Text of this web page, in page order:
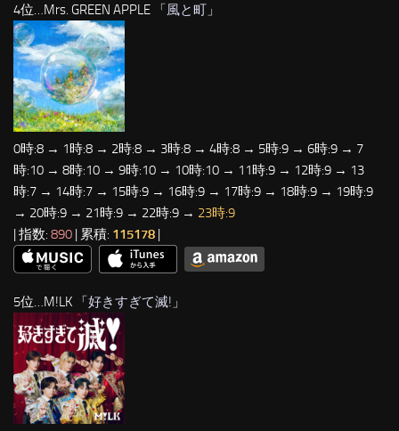
4位…Mrs. GREEN APPLE 「風と町 」
0時:8 → 1時:8 → 2時:8 → 3時:8 → 4時:8 → 5時:9 → 6時:9 → 7
時:10 → 8時:10 → 9時:10 → 10時:10 → 11時:9 → 12時:9 → 13
時:7 → 14時:7 → 15時:9 → 16時:9 → 17時:9 → 18時:9 → 19時:9
→ 20時:9 → 21時:9 → 22時:9 → 23時:9
| 指数: 890 | 累積: 115178 |
5位…M!LK 「好きすぎて滅! 」